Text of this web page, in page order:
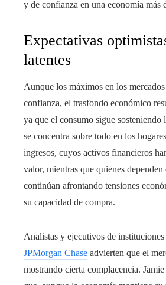
y de confianza en una economía más
Expectativas
latentes
Aunque los máximos en los
confianza, el trasfondo económico
ya que el consumo sigue sosteniendo
se concentra sobre todo en los
ingresos, cuyos activos financieros
valor, mientras que quienes dependen
continúan afrontando tensiones
su capacidad de compra.
Analistas y ejecutivos de
JPMorgan Chase advierten que el
mostrando cierta complacencia.